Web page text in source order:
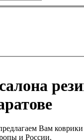
Вам
и России.